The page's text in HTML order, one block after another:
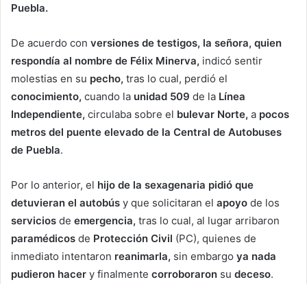
Puebla.
De acuerdo con versiones de testigos, la señora, quien
respondía al nombre de Félix Minerva, indicó sentir
molestias en su pecho, tras lo cual, perdió el
conocimiento, cuando la unidad 509 de la Línea
Independiente, circulaba sobre el bulevar Norte, a pocos
metros del puente elevado de la Central de Autobuses
de Puebla.
Por lo anterior, el hijo de la sexagenaria pidió que
detuvieran el autobús y que solicitaran el apoyo de los
servicios de emergencia, tras lo cual, al lugar arribaron
paramédicos de Protección Civil (PC), quienes de
inmediato intentaron reanimarla, sin embargo ya nada
pudieron hacer y finalmente corroboraron su deceso.